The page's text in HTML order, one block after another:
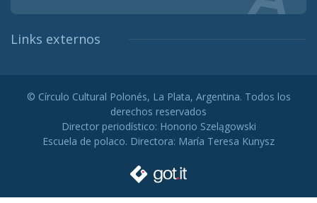
Links externos
© Círculo Cultural Polonés, La Plata, Argentina. Todos los
derechos reservados
Director periodístico: Honorio Szelągowski
Escuela de polaco. Directora: María Teresa Kunysz